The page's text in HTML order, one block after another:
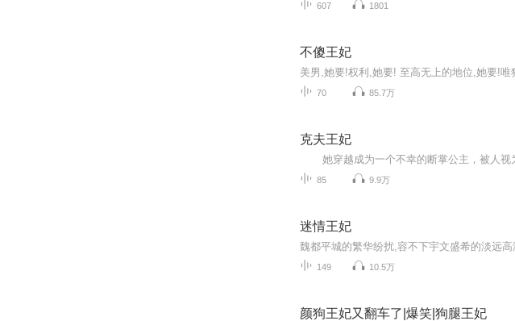
607 1801
不傻王妃
70 85.7万
克夫王妃
85 9.9万
迷情王妃
149 10.5万
颜狗王妃又翻车了|爆笑|狗腿王妃